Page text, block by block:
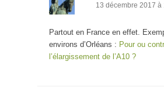
13 décembre 2017 à
Partout en France en effet.
environs d’Orléans : Pour ou
l’élargissement de l’A10 ?